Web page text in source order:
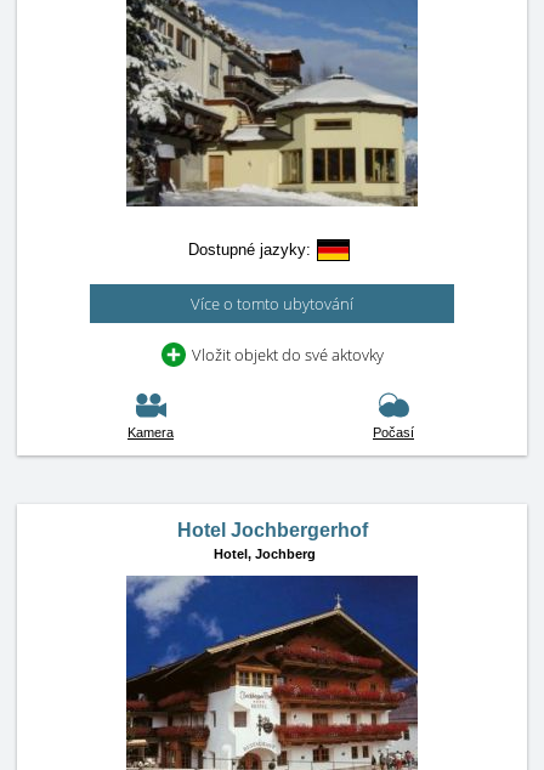
Dostupné jazyky:
Více o tomto ubytování
Vložit objekt do své aktovky
Kamera Počasí
Hotel Jochbergerhof
Hotel, Jochberg